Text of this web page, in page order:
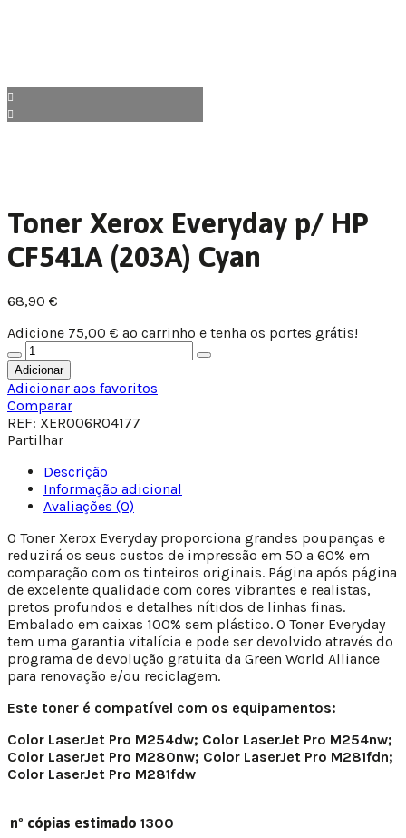
Toner Xerox Everyday p/ HP
CF541A (203A) Cyan
68,90 €
Adicione 75,00 € ao carrinho e tenha os portes grátis!
Adicionar
Adicionar aos favoritos
Comparar
REF: XER006R04177
Partilhar
Descrição
Informação adicional
Avaliações (0)
O Toner Xerox Everyday proporciona grandes poupanças e
reduzirá os seus custos de impressão em 50 a 60% em
comparação com os tinteiros originais. Página após página
de excelente qualidade com cores vibrantes e realistas,
pretos profundos e detalhes nítidos de linhas finas.
Embalado em caixas 100% sem plástico. O Toner Everyday
tem uma garantia vitalícia e pode ser devolvido através do
programa de devolução gratuita da Green World Alliance
para renovação e/ou reciclagem.
Este toner é compatível com os equipamentos:
Color LaserJet Pro M254dw; Color LaserJet Pro M254nw;
Color LaserJet Pro M280nw; Color LaserJet Pro M281fdn;
Color LaserJet Pro M281fdw
nº cópias estimado 1300